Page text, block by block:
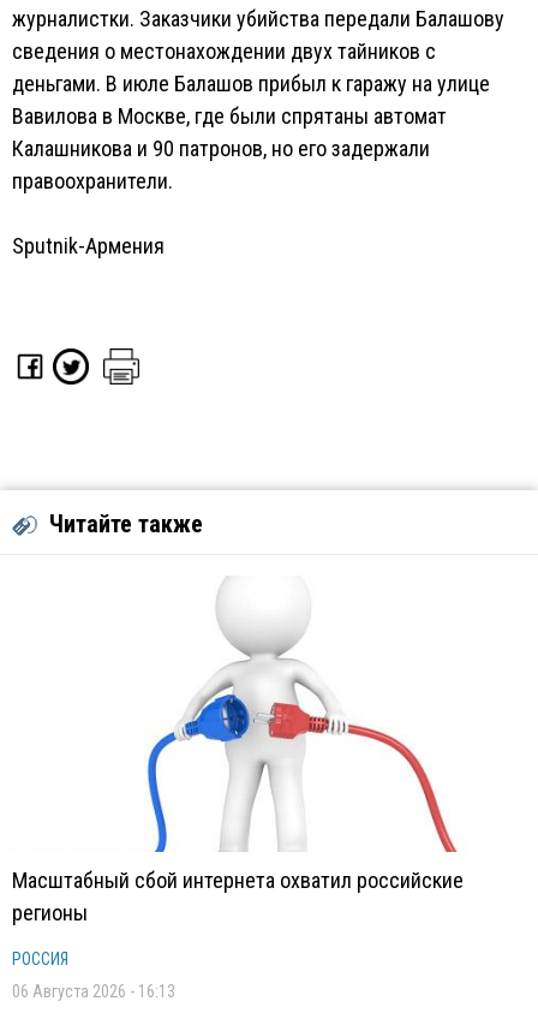
журналистки. Заказчики убийства передали Балашову
сведения о местонахождении двух тайников с
деньгами. В июле Балашов прибыл к гаражу на улице
Вавилова в Москве, где были спрятаны автомат
Калашникова и 90 патронов, но его задержали
правоохранители.
Sputnik-Армения
Читайте также
Масштабный сбой интернета охватил российские
регионы
РОССИЯ
06 Августа 2026 - 16:13